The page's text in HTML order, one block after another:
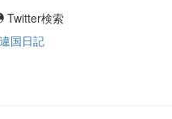
Twitter検索
国日記